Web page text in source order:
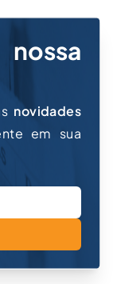
novidades
em sua